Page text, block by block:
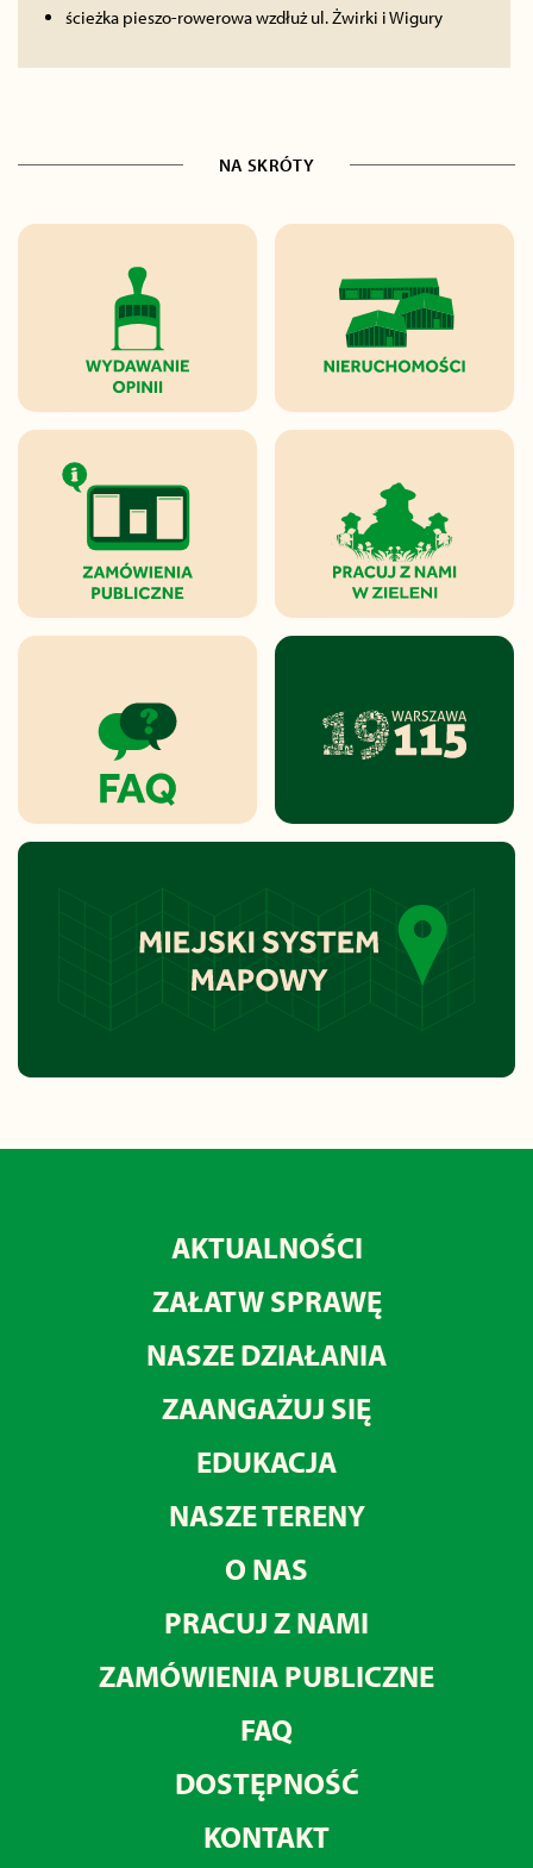
ścieżka pieszo-rowerowa wzdłuż ul. Żwirki i Wigury
NA SKRÓTY
AKTUALNOŚCI
ZAŁATW SPRAWĘ
NASZE DZIAŁANIA
ZAANGAŻUJ SIĘ
EDUKACJA
NASZE TERENY
O NAS
PRACUJ Z NAMI
ZAMÓWIENIA PUBLICZNE
FAQ
DOSTĘPNOŚĆ
KONTAKT